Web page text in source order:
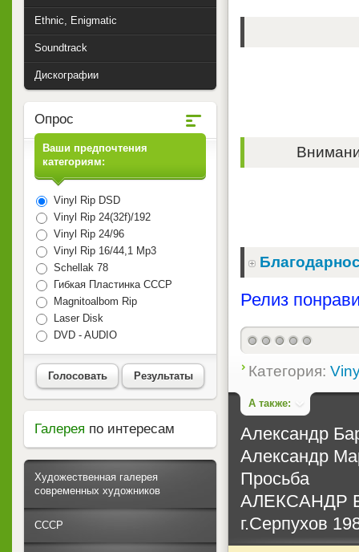
Релиз
Категория:
А также:
Александр
Александр
Просьба
АЛЕКСАНДР
г.Серпухов
Ethnic, Enigmatic
Soundtrack
Дискографии
Опрос
Ваши предпочтения
категориям:
Vinyl Rip DSD
Vinyl Rip 24(32f)/192
Vinyl Rip 24/96
Vinyl Rip 16/44,1 Mp3
Schellak 78
Гибкая Пластинка СССР
Magnitoalbom Rip
Laser Disk
DVD - AUDIO
Голосовать Результаты
Галерея по интересам
Художественная галерея
современных художников
СССР